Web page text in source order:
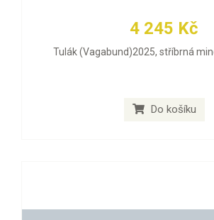
4 245 Kč
Tulák (Vagabund)2025, stříbrná
Do košíku